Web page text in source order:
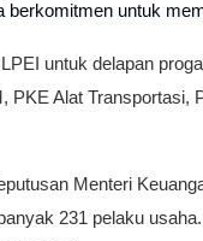
untuk
untuk delapan
PKE Alat
Menteri
231 pelaku usaha.